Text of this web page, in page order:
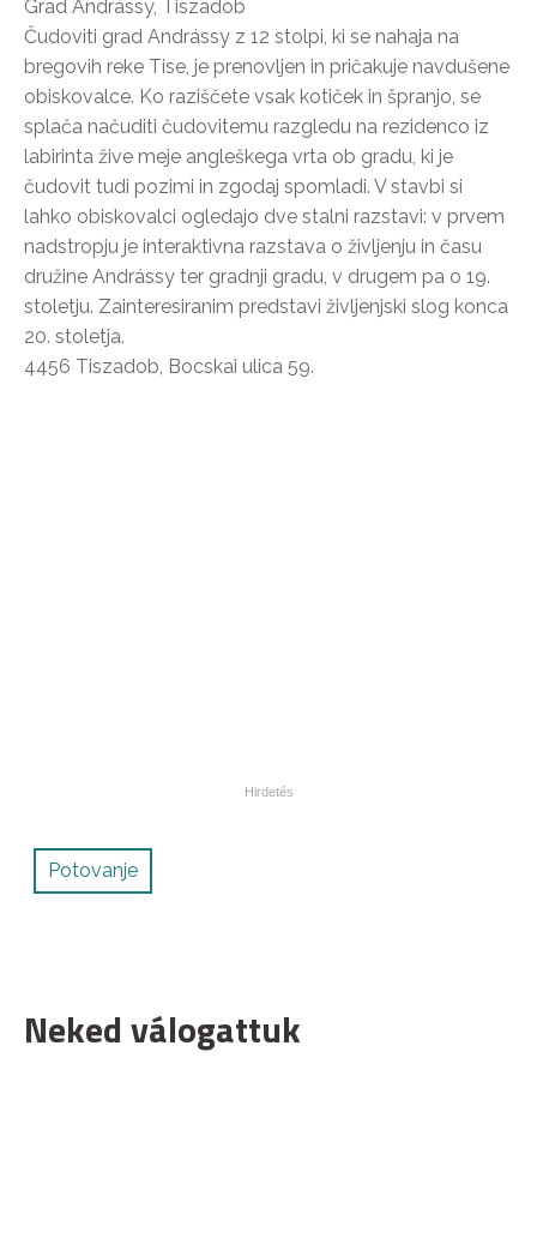
Grad Andrássy, Tiszadob
Čudoviti grad Andrássy z 12 stolpi, ki se nahaja na
bregovih reke Tise, je prenovljen in pričakuje navdušene
obiskovalce. Ko raziščete vsak kotiček in špranjo, se
splača načuditi čudovitemu razgledu na rezidenco iz
labirinta žive meje angleškega vrta ob gradu, ki je
čudovit tudi pozimi in zgodaj spomladi. V stavbi si
lahko obiskovalci ogledajo dve stalni razstavi: v prvem
nadstropju je interaktivna razstava o življenju in času
družine Andrássy ter gradnji gradu, v drugem pa o 19.
stoletju. Zainteresiranim predstavi življenjski slog konca
20. stoletja.
4456 Tiszadob, Bocskai ulica 59.
Potovanje
Neked válogattuk